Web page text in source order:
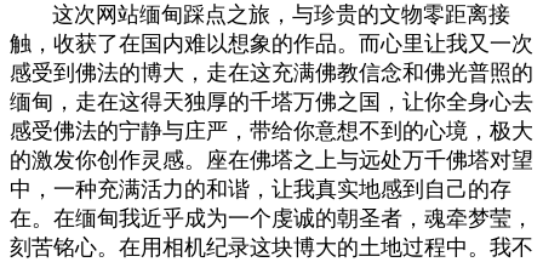
这次网站缅甸踩点之旅，与珍贵的文物零距离接
触，收获了在国内难以想象的作品。而心里让我又一次
感受到佛法的博大，走在这充满佛教信念和佛光普照的
缅甸，走在这得天独厚的千塔万佛之国，让你全身心去
感受佛法的宁静与庄严，带给你意想不到的心境，极大
的激发你创作灵感。座在佛塔之上与远处万千佛塔对望
中，一种充满活力的和谐，让我真实地感到自己的存
在。在缅甸我近乎成为一个虔诚的朝圣者，魂牵梦莹，
刻苦铭心。在用相机纪录这块博大的土地过程中。我不